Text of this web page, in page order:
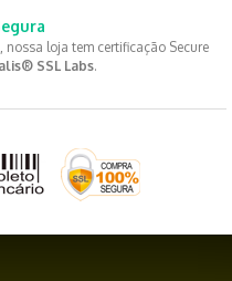
loja tem certificação Secure
SSL Labs.